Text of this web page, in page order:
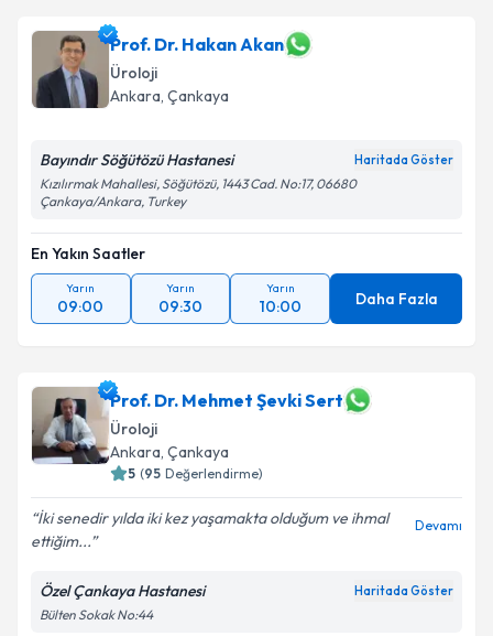
Prof. Dr. Hakan Akan
Üroloji
Ankara, Çankaya
Bayındır Söğütözü Hastanesi Haritada Göster
Kızılırmak Mahallesi, Söğütözü, 1443 Cad. No:17, 06680
Çankaya/Ankara, Turkey
En Yakın Saatler
Yarın
09:00
Yarın
09:30
Yarın
10:00 Daha Fazla
Prof. Dr. Mehmet Şevki Sert
Üroloji
Ankara, Çankaya
5 (95 Değerlendirme)
İki senedir yılda iki kez yaşamakta olduğum ve ihmal
ettiğim...
Devamı
Özel Çankaya Hastanesi Haritada Göster
Bülten Sokak No:44